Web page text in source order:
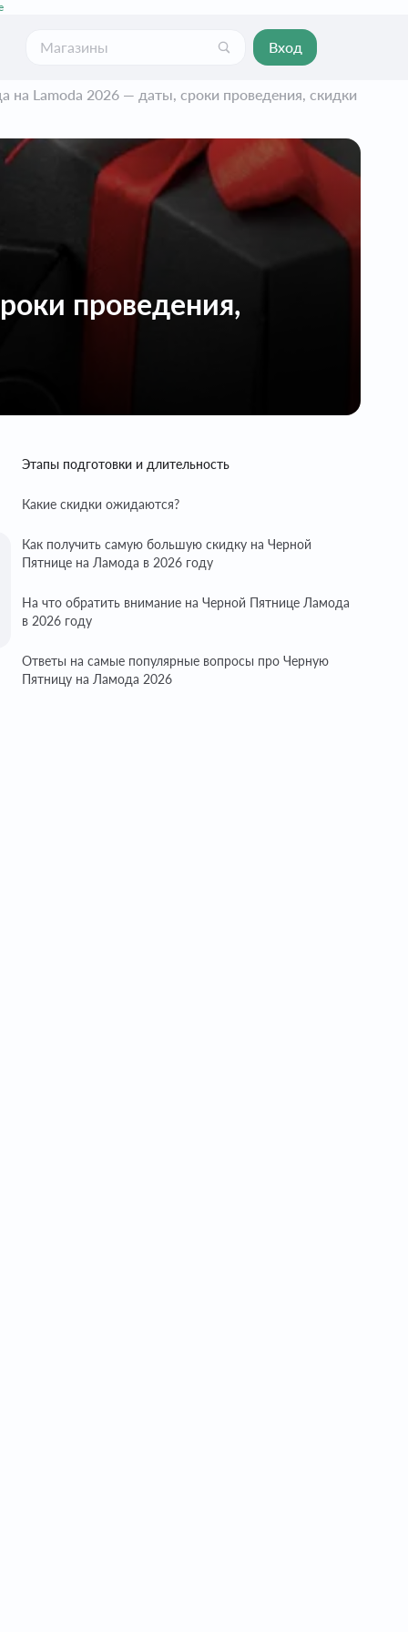
Вход
на Lamoda 2026 — даты, сроки проведения, скидки
проведения,
Этапы подготовки и длительность
Какие скидки ожидаются?
Как получить самую большую скидку на Черной
Пятнице на Ламода в 2026 году
На что обратить внимание на Черной Пятнице Ламода
в 2026 году
Ответы на самые популярные вопросы про Черную
Пятницу на Ламода 2026